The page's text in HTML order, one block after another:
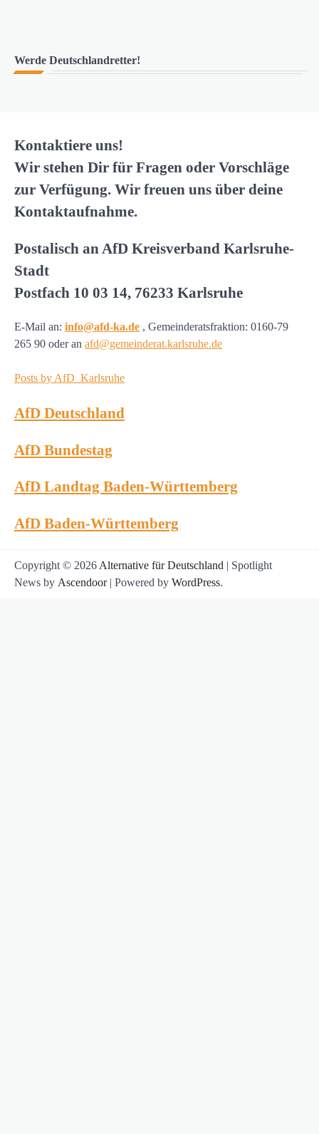
Werde Deutschlandretter!
Kontaktiere uns!
Wir stehen Dir für Fragen oder Vorschläge
zur Verfügung. Wir freuen uns über deine
Kontaktaufnahme.
Postalisch an AfD Kreisverband Karlsruhe-
Stadt
Postfach 10 03 14, 76233 Karlsruhe
E-Mail an: info@afd-ka.de , Gemeinderatsfraktion: 0160-79
265 90 oder an afd@gemeinderat.karlsruhe.de
Posts by AfD_Karlsruhe
AfD Deutschland
AfD Bundestag
AfD Landtag Baden-Württemberg
AfD Baden-Württemberg
Copyright © 2026 Alternative für Deutschland | Spotlight
News by Ascendoor| Powered by WordPress.